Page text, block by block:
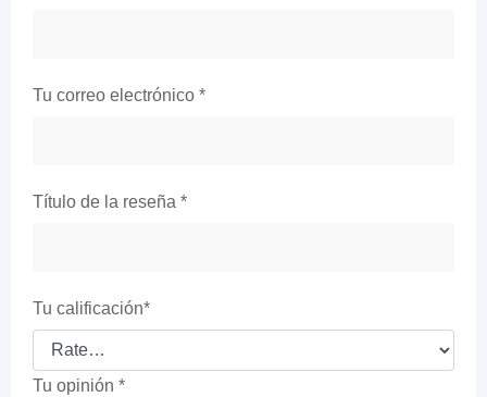
Tu correo electrónico *
Título de la reseña *
Tu calificación*
Tu opinión *